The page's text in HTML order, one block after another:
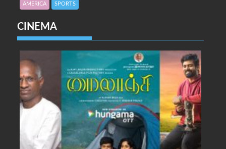
AMERICA SPORTS
CINEMA